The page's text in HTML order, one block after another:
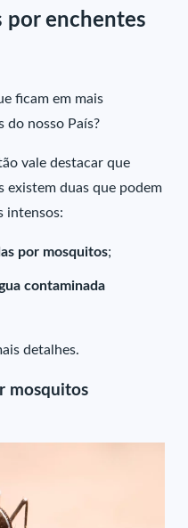
por enchentes
ficam em mais
do nosso País?
vale destacar que
existem duas que podem
intensos:
por mosquitos;
contaminada
detalhes.
mosquitos